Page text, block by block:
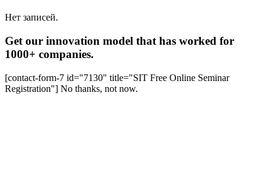
Нет записей.
Get our innovation model that has worked for
1000+ companies.
[contact-form-7 id="7130" title="SIT Free Online Seminar
Registration"] No thanks, not now.